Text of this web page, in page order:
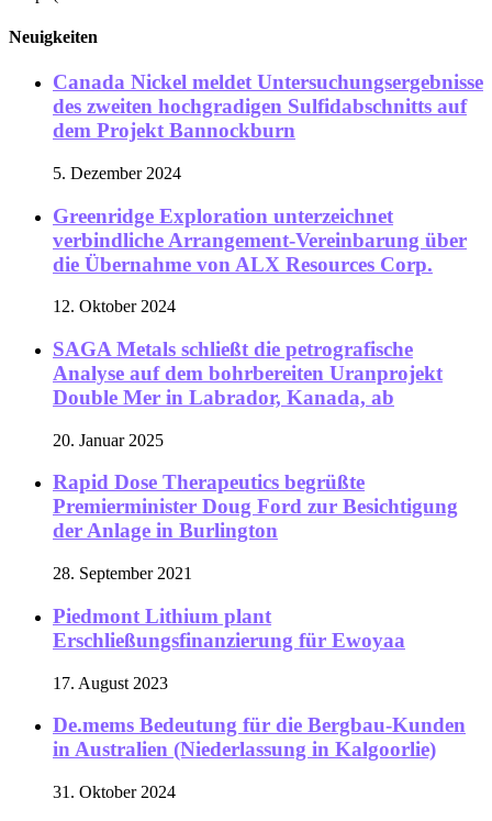
Neuigkeiten
Canada Nickel meldet Untersuchungsergebnisse
des zweiten hochgradigen Sulfidabschnitts auf
dem Projekt Bannockburn
5. Dezember 2024
Greenridge Exploration unterzeichnet
verbindliche Arrangement-Vereinbarung über
die Übernahme von ALX Resources Corp.
12. Oktober 2024
SAGA Metals schließt die petrografische
Analyse auf dem bohrbereiten Uranprojekt
Double Mer in Labrador, Kanada, ab
20. Januar 2025
Rapid Dose Therapeutics begrüßte
Premierminister Doug Ford zur Besichtigung
der Anlage in Burlington
28. September 2021
Piedmont Lithium plant
Erschließungsfinanzierung für Ewoyaa
17. August 2023
De.mems Bedeutung für die Bergbau-Kunden
in Australien (Niederlassung in Kalgoorlie)
31. Oktober 2024